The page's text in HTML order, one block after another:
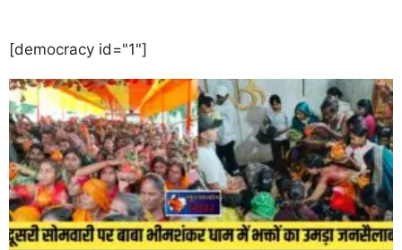
[democracy id="1"]